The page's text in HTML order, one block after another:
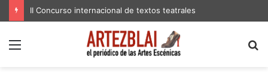
II Concurso internacional de textos teatrales
Menú